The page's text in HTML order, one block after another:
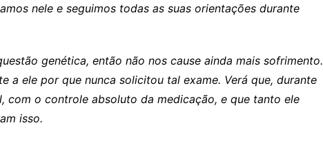
nele e seguimos todas as suas orientações durante
genética, então não nos cause ainda mais sofrimento.
a ele por que nunca solicitou tal exame. Verá que, durante
com o controle absoluto da medicação, e que tanto ele
isso.